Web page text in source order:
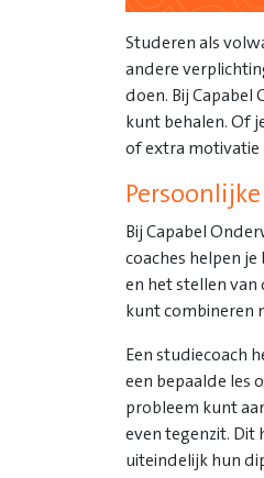
Studeren als
andere
doen. Bij
kunt behalen. Of
of extra motivatie
Bij Capabel
coaches helpen
en het stellen van
kunt combineren
Een studiecoach
een bepaalde les
probleem kunt
even tegenzit. Dit
uiteindelijk hun